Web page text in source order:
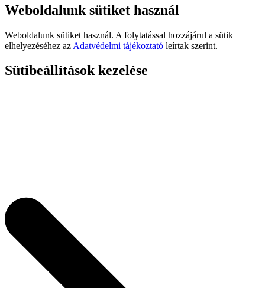
Weboldalunk sütiket használ
Weboldalunk sütiket használ. A folytatással hozzájárul a sütik
elhelyezéséhez az Adatvédelmi tájékoztató leírtak szerint.
Sütibeállítások kezelése